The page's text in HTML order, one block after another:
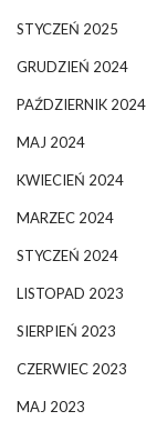
STYCZEŃ 2025
GRUDZIEŃ 2024
PAŹDZIERNIK 2024
MAJ 2024
KWIECIEŃ 2024
MARZEC 2024
STYCZEŃ 2024
LISTOPAD 2023
SIERPIEŃ 2023
CZERWIEC 2023
MAJ 2023